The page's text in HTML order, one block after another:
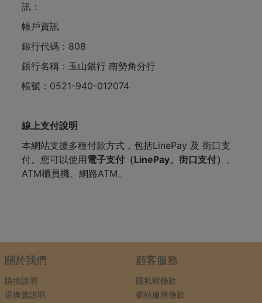
訊：
帳戶資訊
銀行代碼：808
銀行名稱：玉山銀行 南勢角分行
帳號：0521-940-012074
線上支付說明
本網站支援多種付款方式，包括LinePay 及 街口支
付。您可以使用電子支付（LinePay、街口支付） 、
ATM櫃員機、網路ATM。
關於我們
購物說明
退換貨說明
顧客服務
隱私權條款
網站服務條款